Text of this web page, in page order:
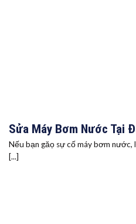
Sửa Máy Bơm Nước Tại
Nếu bạn găọ sự cố máy bơm nước,
[...]